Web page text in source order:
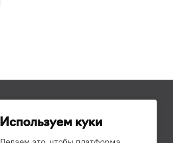
Используем куки